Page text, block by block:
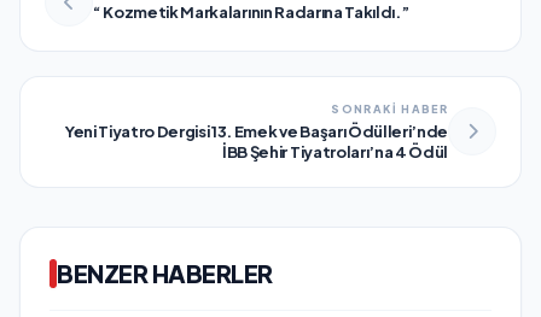
“ Kozmetik Markalarının Radarına Takıldı.”
SONRAKİ HABER
Yeni Tiyatro Dergisi 13. Emek ve Başarı Ödülleri’nde
İBB Şehir Tiyatroları’na 4 Ödül
BENZER HABERLER